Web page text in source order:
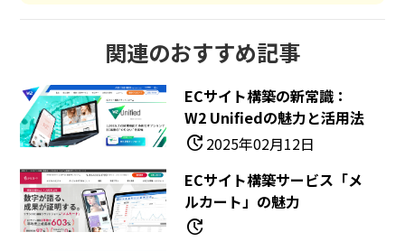
関連のおすすめ記事
ECサイト構築の新常識：
W2 Unifiedの魅力と活用法
update2025年02月12日
ECサイト構築サービス「メ
ルカート」の魅力
update